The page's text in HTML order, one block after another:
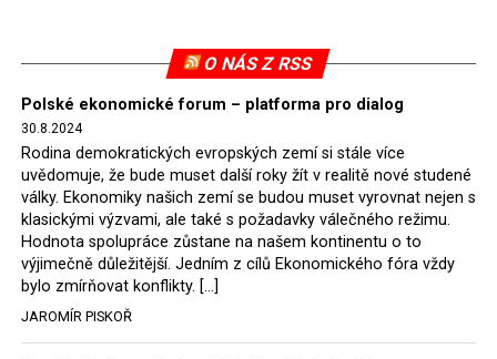
„podzemích” bojovníků za nezávislost – těch, kteří se
publikace se stala absolutním bestsellerem a na
polském knižním trhu je prakticky nesehnatelná.
Během zkoumání dějin protikomunistického odboje
vyvstalo mnoho otázek. Badatelé museli sečíst ty, kteří
se aktivně účastnili vojenských aktivit, padli v bojích
nebo byli povražděni ve věznicích, a také odhadnout
počet lidí, kteří těmto bojovníkům poskytovali pomoc a
podporu. Byli to především rolníci a drobná šlechta.
O NÁS Z RSS
Polské ekonomické forum – platforma pro dialog
30.8.2024
Rodina demokratických evropských zemí si stále více
uvědomuje, že bude muset další roky žít v realitě nové studené
války. Ekonomiky našich zemí se budou muset vyrovnat nejen s
klasickými výzvami, ale také s požadavky válečného režimu.
Hodnota spolupráce zůstane na našem kontinentu o to
výjimečně důležitější. Jedním z cílů Ekonomického fóra vždy
bylo zmírňovat konflikty. […]
JAROMÍR PISKOŘ